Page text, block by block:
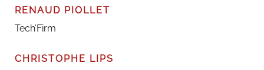
RENAUD PIOLLET
Tech’Firm
CHRISTOPHE LIPS